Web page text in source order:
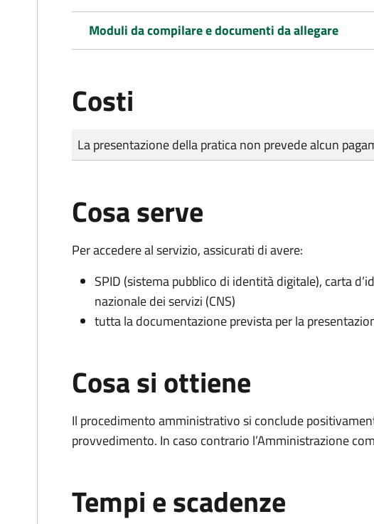
Moduli da compilare e documenti da allegare
Costi
Tipo di pagamento
Importo
La presentazione della pratica non prevede alcun
Cosa serve
Per accedere al servizio, assicurati di avere:
SPID (sistema pubblico di identità digitale), carta
nazionale dei servizi (CNS)
tutta la documentazione prevista per la
Cosa si ottiene
Il procedimento amministrativo si conclude
provvedimento. In caso contrario l’Amministrazione
Tempi e scadenze